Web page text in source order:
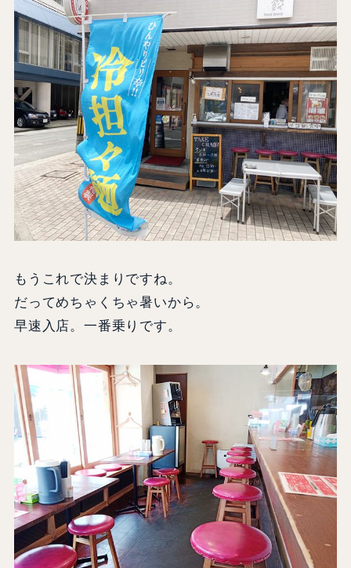
もうこれで決まりですね。
だってめちゃくちゃ暑いから。
早速入店。一番乗りです。